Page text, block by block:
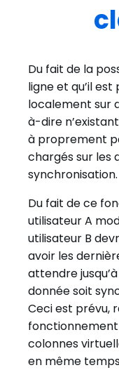
Du fait de la
ligne et qu’il
localement sur
à-dire
à proprement
chargés sur les
synchronisation.
Du fait de ce
utilisateur A
utilisateur B
avoir les
attendre
donnée soit
Ceci est prévu,
fonctionnement
colonnes
en même